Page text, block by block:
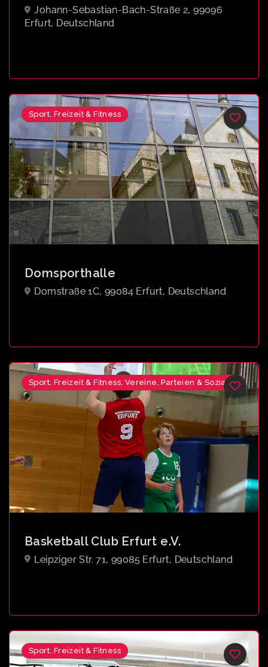
Johann-Sebastian-Bach-Straße 2, 99096
Erfurt, Deutschland
Sport, Freizeit & Fitness
Domsporthalle
Domstraße 1C, 99084 Erfurt, Deutschland
Sport, Freizeit & Fitness, Vereine, Parteien & Soziales
Basketball Club Erfurt e.V.
Leipziger Str. 71, 99085 Erfurt, Deutschland
Sport, Freizeit & Fitness